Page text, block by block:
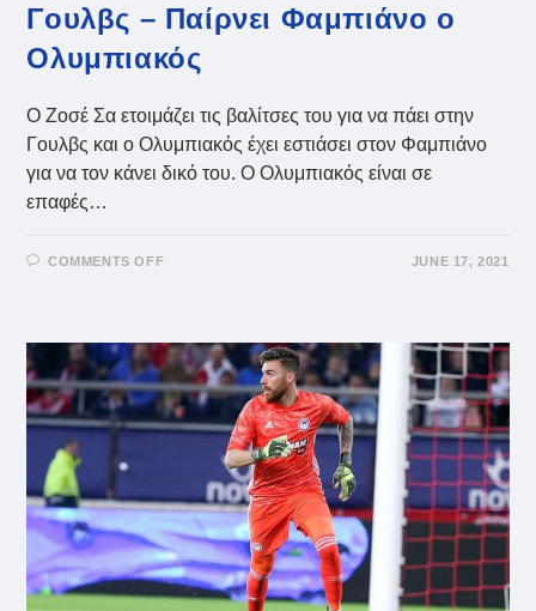
Γουλβς – Παίρνει Φαμπιάνο ο
Ολυμπιακός
Ο Ζοσέ Σα ετοιμάζει τις βαλίτσες του για να πάει στην
Γουλβς και ο Ολυμπιακός έχει εστιάσει στον Φαμπιάνο
για να τον κάνει δικό του. Ο Ολυμπιακός είναι σε
επαφές…
COMMENTS OFF
ΑΠΌ
ΤΗΝ
ΓΟΥΛΒΣ
–
ΠΑΊΡΝΕΙ
ΦΑΜΠΙΆΝΟ
Ο
ΟΛΥΜΠΙΑΚΌΣ
JUNE 17, 2021